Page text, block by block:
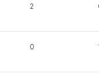
2
0